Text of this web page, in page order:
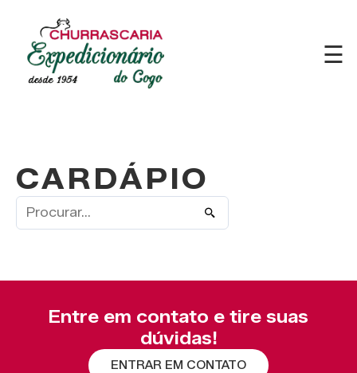
☰
CARDÁPIO
Entre em contato e tire suas
dúvidas!
ENTRAR EM CONTATO